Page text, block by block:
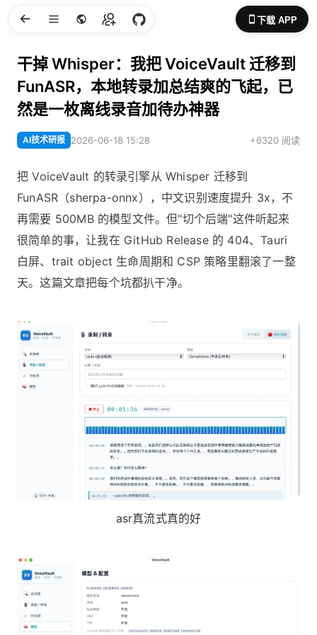
下载 APP
干掉 Whisper：我把 VoiceVault 迁移到
FunASR，本地转录加总结爽的飞起，已
然是一枚离线录音加待办神器
AI技术研报 2026-06-18 15:28 +6320 阅读
把 VoiceVault 的转录引擎从 Whisper 迁移到
FunASR（sherpa-onnx），中文识别速度提升 3x，不
再需要 500MB 的模型文件。但"切个后端"这件听起来
很简单的事，让我在 GitHub Release 的 404、Tauri
白屏、trait object 生命周期和 CSP 策略里翻滚了一整
天。这篇文章把每个坑都扒干净。
asr真流式真的好